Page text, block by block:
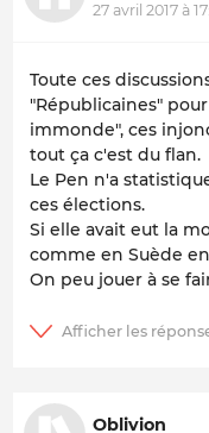
27 avril 2017 à
Toute ces
"Républicaines"
immonde", ces
tout ça c'est du flan.
Le Pen n'a
ces élections.
Si elle avait eut la
comme en Suède
On peu jouer à se
Oblivion